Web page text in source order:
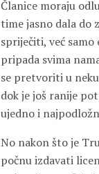
Članice moraju
time jasno dala do
spriječiti, već
pripada svima
se pretvoriti u
dok je još ranije
ujedno i
No nakon što je
počnu izdavati